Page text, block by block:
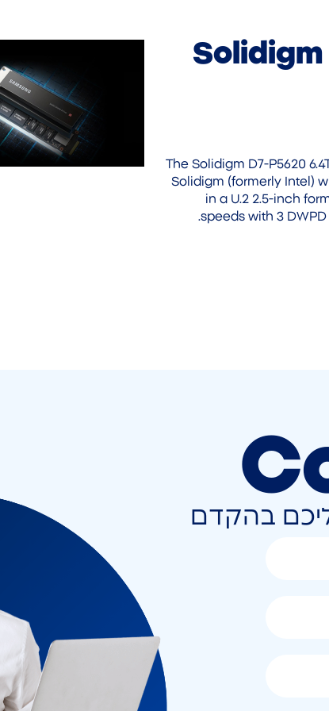
Solidigm
The Solidigm D7-P5620
Solidigm (formerly Intel)
in a U.2 2.5-inch
speeds with 3
בהקדם